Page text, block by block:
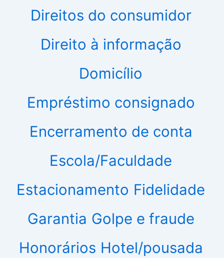
Direitos do consumidor
Direito à informação
Domicílio
Empréstimo consignado
Encerramento de conta
Escola/Faculdade
Estacionamento Fidelidade
Garantia Golpe e fraude
Honorários Hotel/pousada